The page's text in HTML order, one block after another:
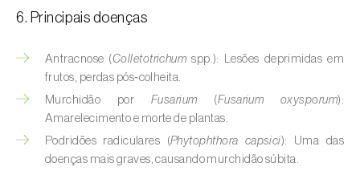
Chicória ( Cichorium spp.
Citrinos (Citrus spp.)
Colza (Brassica napus)
Courgette (Cucurbita pepo )
6. Principais doenças
Antracnose (Colletotrichum spp.): Lesões deprimidas em
frutos, perdas pós‑colheita.
Murchidão por Fusarium (Fusarium oxysporum):
Amarelecimento e morte de plantas.
Podridões radiculares (Phytophthora capsici): Uma das
doenças mais graves, causando murchidão súbita.